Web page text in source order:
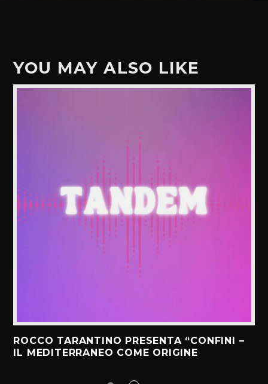
YOU MAY ALSO LIKE
ROCCO TARANTINO PRESENTA “CONFINI –
IL MEDITERRANEO COME ORIGINE